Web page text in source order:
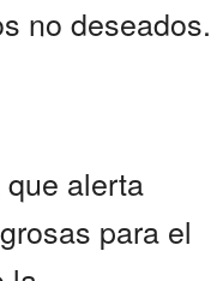
no deseados.
alerta
para el